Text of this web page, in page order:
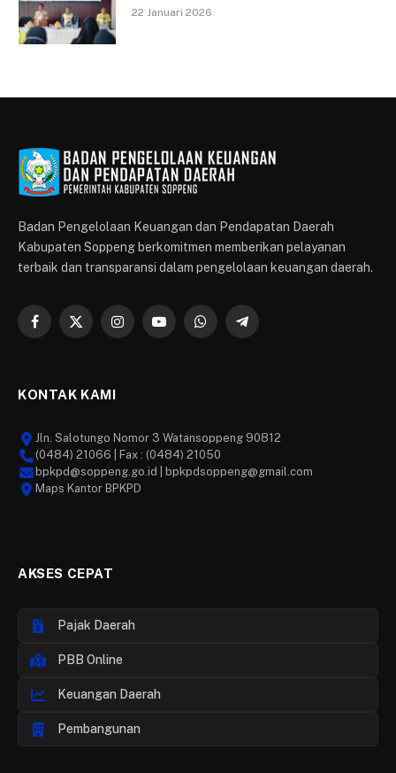
22 Januari 2026
Badan Pengelolaan Keuangan dan Pendapatan Daerah
Kabupaten Soppeng berkomitmen memberikan pelayanan
terbaik dan transparansi dalam pengelolaan keuangan daerah.
Facebook
X
InstagramYouTubeWhatsAppTelegram
KONTAK KAMI
Jln. Salotungo Nomor 3 Watansoppeng 90812
(0484) 21066 | Fax : (0484) 21050
bpkpd@soppeng.go.id | bpkpdsoppeng@gmail.com
Maps Kantor BPKPD
AKSES CEPAT
Pajak Daerah
PBB Online
Keuangan Daerah
Pembangunan